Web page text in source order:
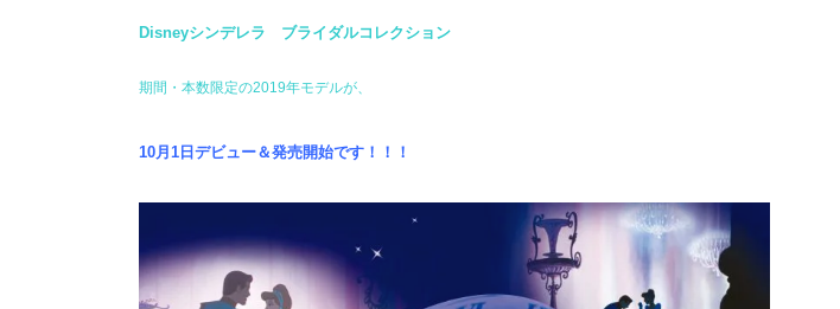
Disneyシンデレラ ブライダルコレクション
期間・本数限定の2019年モデルが、
10月1日デビュー＆発売開始です！！！